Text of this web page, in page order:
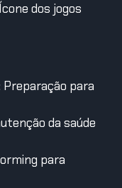
dos jogos
Preparação para
da saúde
para